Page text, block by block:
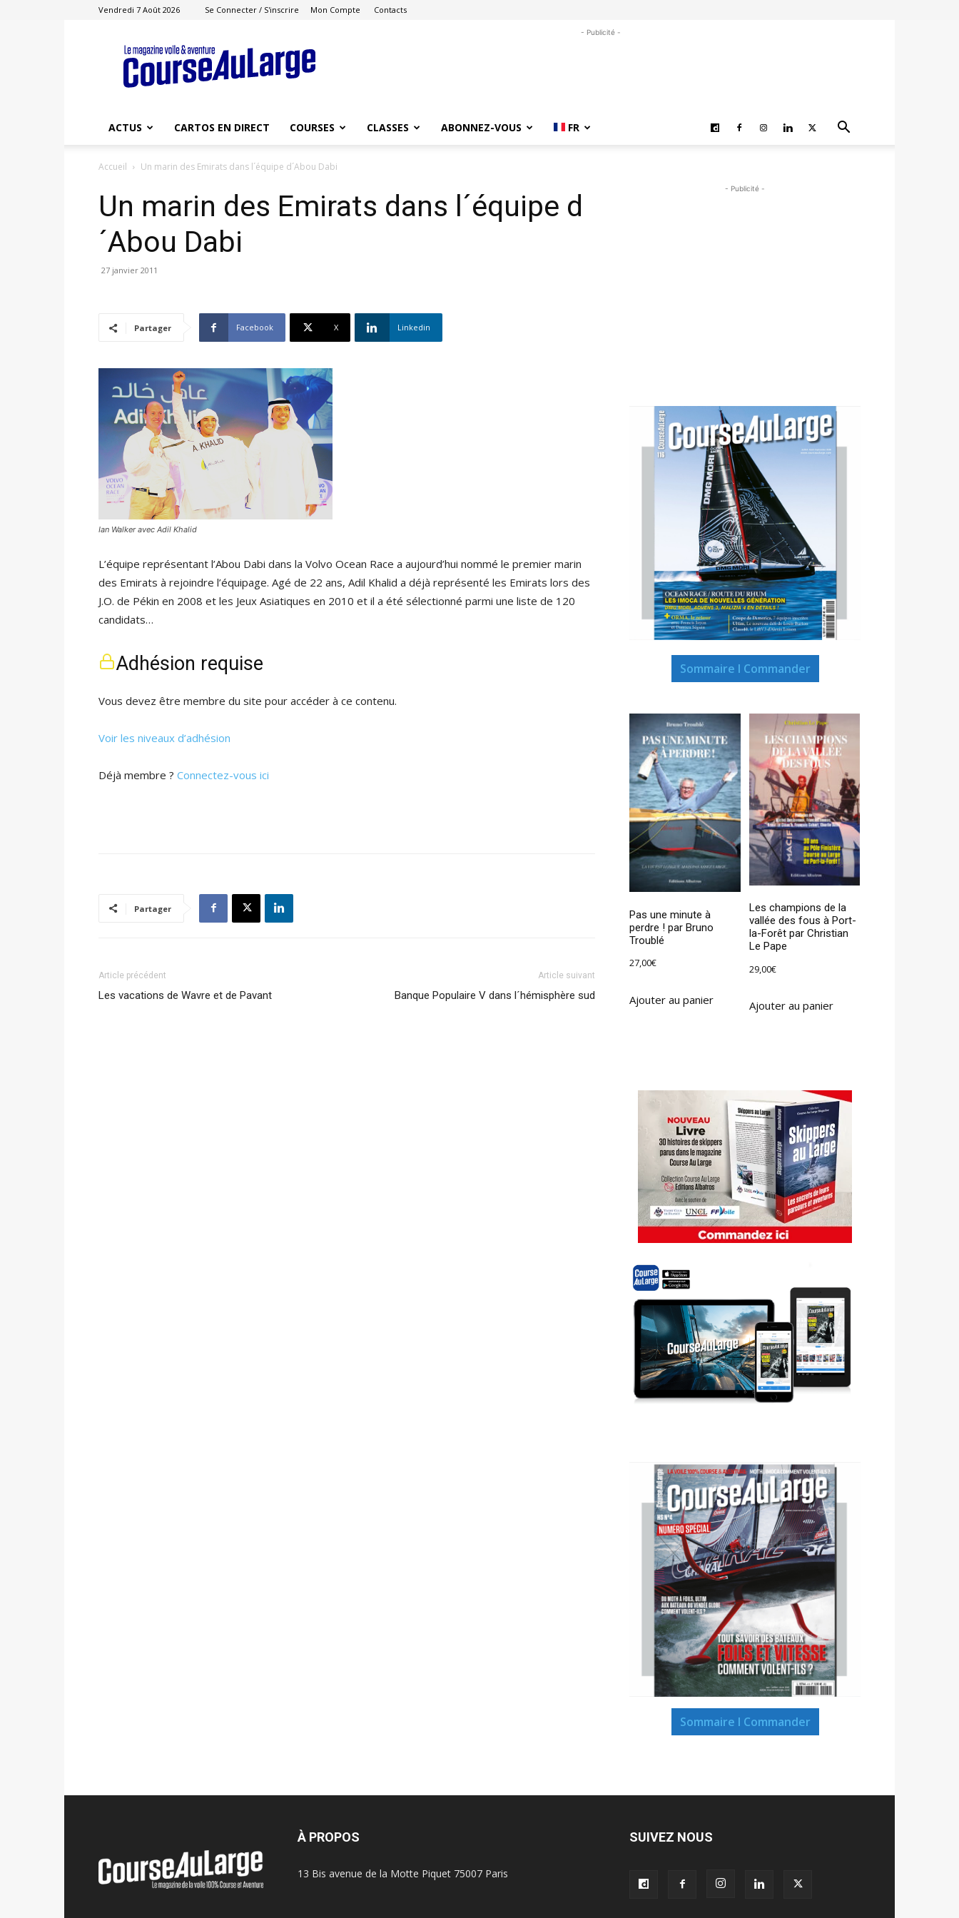
Vendredi 7 Août 2026 Se Connecter / S'inscrire Mon Compte Contacts
Course
au
Large
- Publicité -
ACTUS CARTOS EN DIRECT COURSES CLASSES ABONNEZ-VOUS FR
Accueil Un marin des Emirats dans l´équipe d´Abou Dabi
Un marin des Emirats dans l´équipe d
´Abou Dabi
27 janvier 2011
Partager Facebook X Linkedin
Ian Walker avec Adil Khalid
L’équipe représentant l’Abou Dabi dans la Volvo Ocean Race a aujourd’hui nommé le premier marin
des Emirats à rejoindre l’équipage. Agé de 22 ans, Adil Khalid a déjà représenté les Emirats lors des
J.O. de Pékin en 2008 et les Jeux Asiatiques en 2010 et il a été sélectionné parmi une liste de 120
candidats…
Adhésion requise
Vous devez être membre du site pour accéder à ce contenu.
Voir les niveaux d’adhésion
Déjà membre ? Connectez-vous ici
Partager
Article précédent
Les vacations de Wavre et de Pavant
Article suivant
Banque Populaire V dans l´hémisphère sud
- Publicité -
Sommaire I Commander
Pas une minute à
perdre ! par Bruno
Troublé
27,00€
Ajouter au panier
Les champions de la
vallée des fous à Port-
la-Forêt par Christian
Le Pape
29,00€
Ajouter au panier
Sommaire I Commander
À PROPOS
13 Bis avenue de la Motte Piquet 75007 Paris
SUIVEZ NOUS